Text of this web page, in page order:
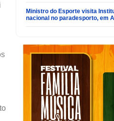
Ministro do Esporte visita
nacional no paradesporto, em